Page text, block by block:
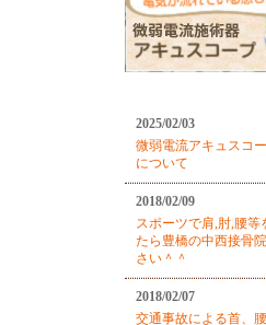
2025/02/03
微弱電流アキュスコ
について
2018/02/09
スポーツで肩,肘,腰等
たら豊橋の中西接骨
さい＾＾
2018/02/07
交通事故による首、